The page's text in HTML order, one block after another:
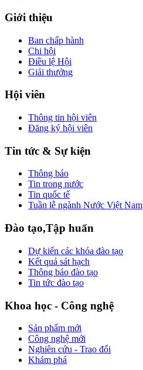
Giới thiệu
Ban chấp hành
Chi hội
Điều lệ Hội
Giải thưởng
Hội viên
Thông tin hội viên
Đăng ký hội viên
Tin tức & Sự kiện
Thông báo
Tin trong nước
Tin quốc tế
Tuần lễ ngành Nước Việt Nam
Đào tạo,Tập huấn
Dự kiến các khóa đào tạo
Kết quả sát hạch
Thông báo đào tạo
Tin tức đào tạo
Khoa học - Công nghệ
Sản phẩm mới
Công nghệ mới
Nghiên cứu - Trao đổi
Khám phá